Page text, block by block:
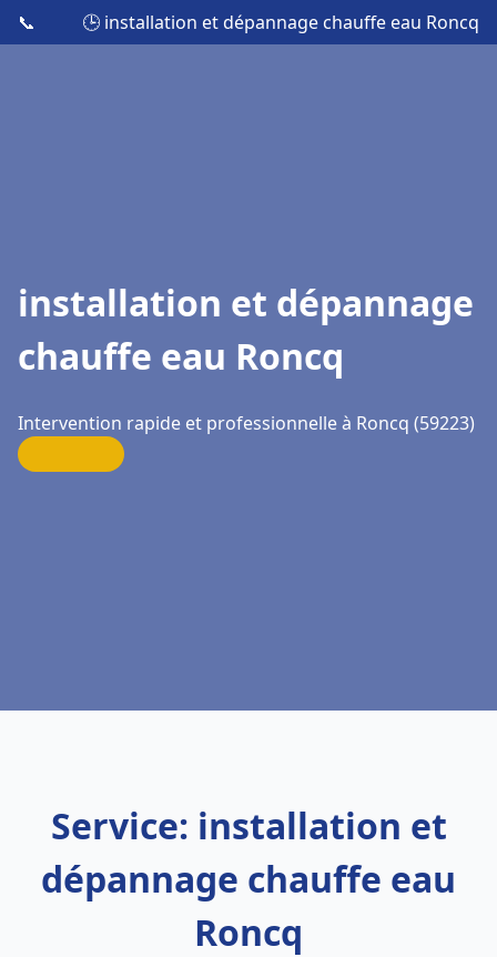
📞 🕒 installation et dépannage chauffe eau Roncq
installation et dépannage
chauffe eau Roncq
Intervention rapide et professionnelle à Roncq (59223)
Service: installation et
dépannage chauffe eau
Roncq